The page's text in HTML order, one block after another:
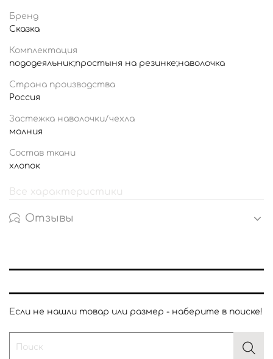
Бренд
Сказка
Комплектация
пододеяльник;простыня на резинке;наволочка
Страна производства
Россия
Застежка наволочки/чехла
молния
Состав ткани
хлопок
Все характеристики
Отзывы
Если не нашли товар или размер - наберите в поиске!